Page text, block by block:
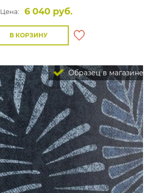
Цена:
6 040 руб.
В КОРЗИНУ
Образец в магазине